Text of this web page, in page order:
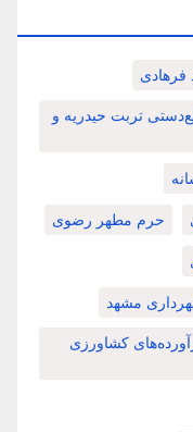
فرهادی
تربت حیدریه و
حرم مطهر رضوی
مشهد
کشاورزی